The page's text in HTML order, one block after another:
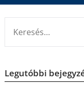
Legutóbbi